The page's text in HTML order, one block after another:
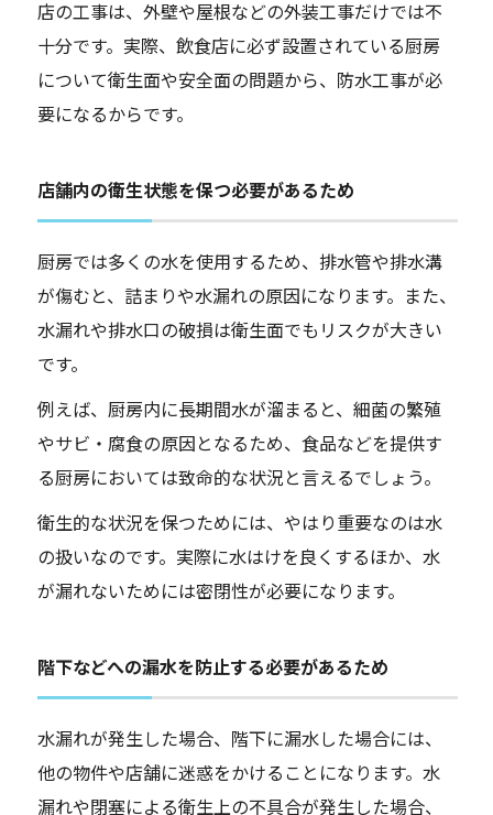
店の工事は、外壁や屋根などの外装工事だけでは不
十分です。実際、飲食店に必ず設置されている厨房
について衛生面や安全面の問題から、防水工事が必
要になるからです。
店舗内の衛生状態を保つ必要があるため
厨房では多くの水を使用するため、排水管や排水溝
が傷むと、詰まりや水漏れの原因になります。また、
水漏れや排水口の破損は衛生面でもリスクが大きい
です。
例えば、厨房内に長期間水が溜まると、細菌の繁殖
やサビ・腐食の原因となるため、食品などを提供す
る厨房においては致命的な状況と言えるでしょう。
衛生的な状況を保つためには、やはり重要なのは水
の扱いなのです。実際に水はけを良くするほか、水
が漏れないためには密閉性が必要になります。
階下などへの漏水を防止する必要があるため
水漏れが発生した場合、階下に漏水した場合には、
他の物件や店舗に迷惑をかけることになります。水
漏れや閉塞による衛生上の不具合が発生した場合、